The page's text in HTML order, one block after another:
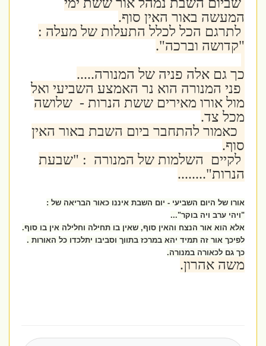
המעשה באור האין סוף.
לתרגם הכל לכלל התעלות של מעלה :
"קדושה וברכה".
כך גם אלה פניה של המנורה.....
פני המנורה הוא נר האמצע השביעי ואל
מול אורו מאירים ששת הנרות - שלושה
מכל צד.
כאמור להתחבר ביום השבת באור האין
סוף.
לקיים השלמות של המנורה : "שבעת
הנרות"........
אורו של היום השביעי - יום השבת איננו כאור הבריאה של :
"ויהי ערב ויה בוקר"...
אלא הוא אור הנצח והאין סוף, שאין בו תחילה וחלילה אין בו סוף.
לפיכך אור זה תמיד יהא במרכז בתווך וסביבו יתלכדו כל האורות .
כך גם לכאורה במנורה.
משה אהרון.